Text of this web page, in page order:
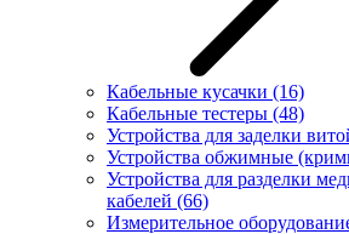
Кабельные кусачки (16)
Кабельные тестеры (48)
Устройства для заделки
Устройства обжимные
Устройства для разделки
кабелей (66)
Измерительное